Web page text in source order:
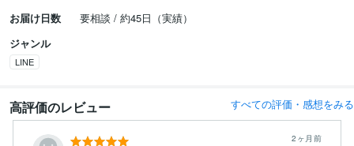
お届け日数
要相談 / 約45日（実績）
ジャンル
LINE
高評価のレビュー すべての評価・感想をみる
2ヶ月前